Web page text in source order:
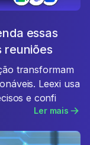
essas
reuniões
transformam
Leexi usa
e confi
Ler mais